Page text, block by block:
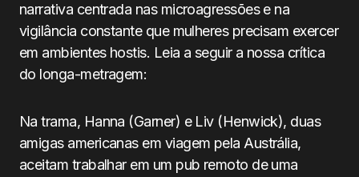
narrativa centrada nas microagressões e na
vigilância constante que mulheres precisam exercer
em ambientes hostis. Leia a seguir a nossa crítica
do longa-metragem:
Na trama, Hanna (Garner) e Liv (Henwick), duas
amigas americanas em viagem pela Austrália,
aceitam trabalhar em um pub remoto de uma